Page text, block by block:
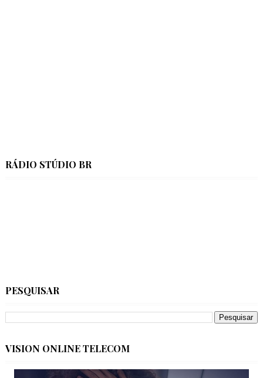
RÁDIO STÚDIO BR
PESQUISAR
VISION ONLINE TELECOM